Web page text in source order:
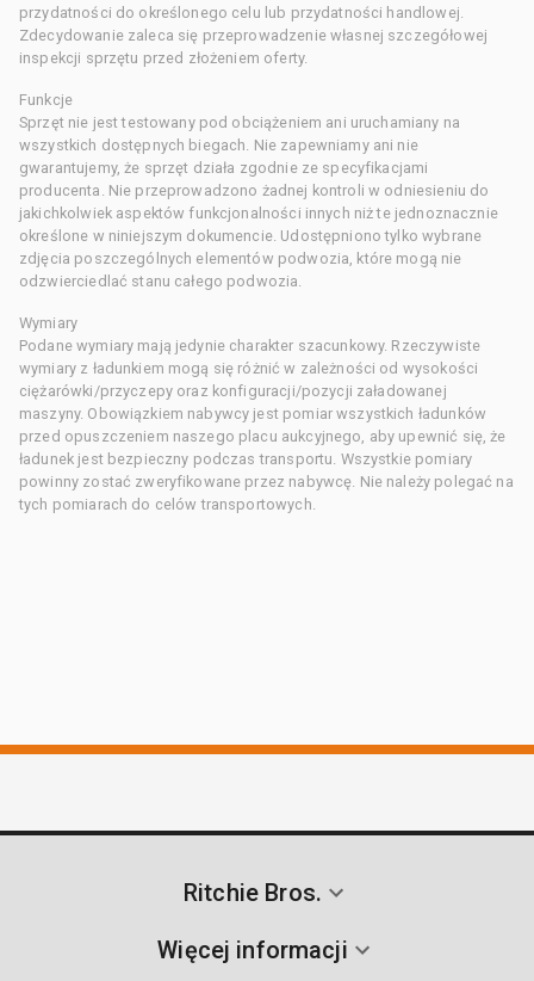
przydatności do określonego celu lub przydatności handlowej.
Zdecydowanie zaleca się przeprowadzenie własnej szczegółowej
inspekcji sprzętu przed złożeniem oferty.
Funkcje
Sprzęt nie jest testowany pod obciążeniem ani uruchamiany na
wszystkich dostępnych biegach. Nie zapewniamy ani nie
gwarantujemy, że sprzęt działa zgodnie ze specyfikacjami
producenta. Nie przeprowadzono żadnej kontroli w odniesieniu do
jakichkolwiek aspektów funkcjonalności innych niż te jednoznacznie
określone w niniejszym dokumencie. Udostępniono tylko wybrane
zdjęcia poszczególnych elementów podwozia, które mogą nie
odzwierciedlać stanu całego podwozia.
Wymiary
Podane wymiary mają jedynie charakter szacunkowy. Rzeczywiste
wymiary z ładunkiem mogą się różnić w zależności od wysokości
ciężarówki/przyczepy oraz konfiguracji/pozycji załadowanej
maszyny. Obowiązkiem nabywcy jest pomiar wszystkich ładunków
przed opuszczeniem naszego placu aukcyjnego, aby upewnić się, że
ładunek jest bezpieczny podczas transportu. Wszystkie pomiary
powinny zostać zweryfikowane przez nabywcę. Nie należy polegać na
tych pomiarach do celów transportowych.
Ritchie Bros.
Więcej informacji